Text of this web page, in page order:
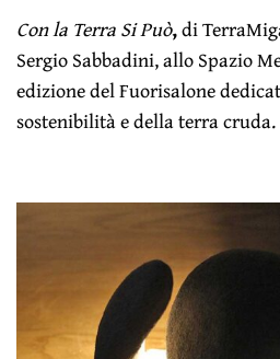
Con la Terra Si Può,di
Sergio Sabbadini, allo Spazio
edizione del Fuorisalone
sostenibilità e della terra cruda.